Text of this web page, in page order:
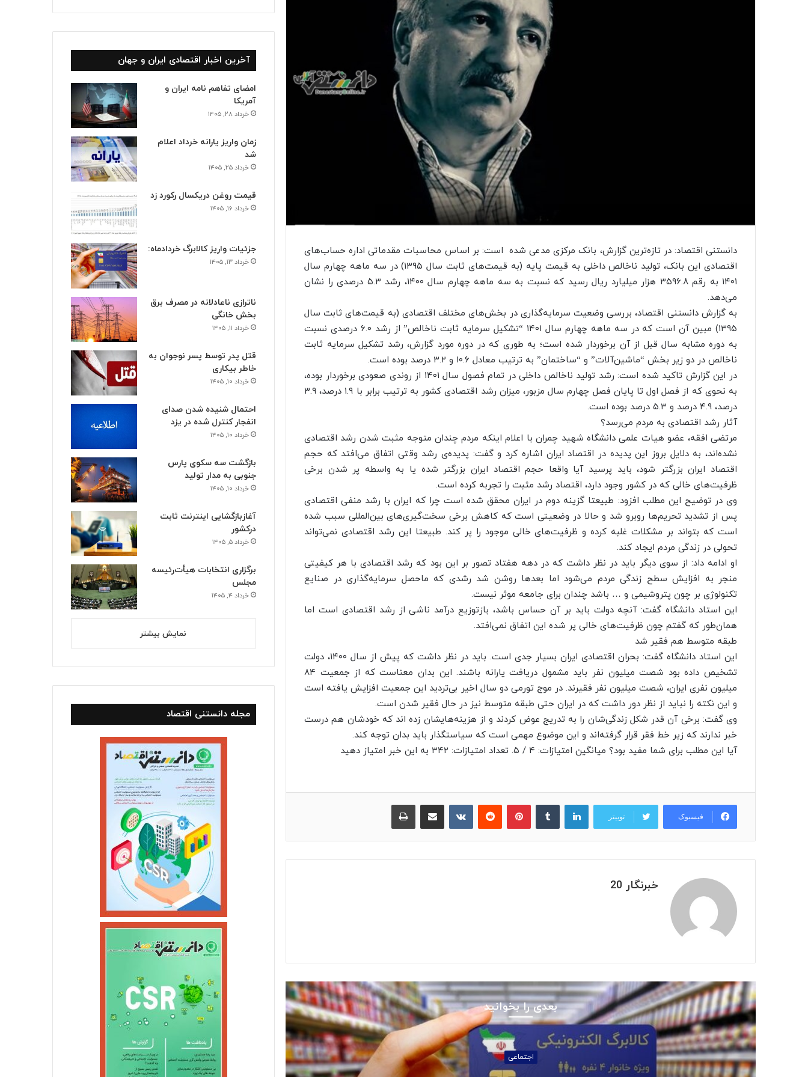
دانستنی اقتصاد: در تازه‌ترین گزارش، بانک مرکزی مدعی شده است: بر اساس محاسبات مقدماتی اداره حساب‌های
اقتصادی این بانک، تولید ناخالص داخلی به قیمت پایه (به قیمت‌های ثابت سال ۱۳۹۵) در سه ماهه چهارم سال
۱۴۰۱ به رقم ۳۵۹۶.۸ هزار میلیارد ریال رسید که نسبت به سه ماهه چهارم سال ۱۴۰۰، رشد ۵.۳ درصدی را نشان
می‌دهد.
به گزارش دانستنی اقتصاد، بررسی وضعیت سرمایه‌گذاری در بخش‌های مختلف اقتصادی (به قیمت‌های ثابت سال
۱۳۹۵) مبین آن است که در سه ماهه چهارم سال ۱۴۰۱ “تشکیل سرمایه ثابت ناخالص” از رشد ۶.۰ درصدی نسبت
به دوره مشابه سال قبل از آن برخوردار شده است؛ به طوری که در دوره مورد گزارش، رشد تشکیل سرمایه ثابت
ناخالص در دو زیر بخش “ماشین‌آلات” و “ساختمان” به ترتیب معادل ۱۰.۶ و ۳.۲ درصد بوده است.
در این گزارش تاکید شده است: رشد تولید ناخالص داخلی در تمام فصول سال ۱۴۰۱ از روندی صعودی برخوردار بوده،
به نحوی که از فصل اول تا پایان فصل چهارم سال مزبور، میزان رشد اقتصادی کشور به ترتیب برابر با ۱.۹ درصد، ۳.۹
درصد، ۴.۹ درصد و ۵.۳ درصد بوده است.
آثار رشد اقتصادی به مردم می‌رسد؟
مرتضی افقه، عضو هیات علمی دانشگاه شهید چمران با اعلام اینکه مردم چندان متوجه مثبت شدن رشد اقتصادی
نشده‌اند، به دلایل بروز این پدیده در اقتصاد ایران اشاره کرد و گفت: پدیده‌ی رشد وقتی اتفاق می‌افتد که حجم
اقتصاد ایران بزرگتر شود، باید پرسید آیا واقعا حجم اقتصاد ایران بزرگتر شده یا به واسطه پر شدن برخی
ظرفیت‌های خالی که در کشور وجود دارد، اقتصاد رشد مثبت را تجربه کرده است.
وی در توضیح این مطلب افزود: طبیعتا گزینه دوم در ایران محقق شده است چرا که ایران با رشد منفی اقتصادی
پس از تشدید تحریم‌ها روبرو شد و حالا در وضعیتی است که کاهش برخی سخت‌گیری‌های بین‌المللی سبب شده
است که بتواند بر مشکلات غلبه کرده و ظرفیت‌های خالی موجود را پر کند. طبیعتا این رشد اقتصادی نمی‌تواند
تحولی در زندگی مردم ایجاد کند.
او ادامه داد: از سوی دیگر باید در نظر داشت که در دهه هفتاد تصور بر این بود که رشد اقتصادی با هر کیفیتی
منجر به افزایش سطح زندگی مردم می‌شود اما بعدها روشن شد رشدی که ماحصل سرمایه‌گذاری در صنایع
تکنولوژی بر چون پتروشیمی و … باشد چندان برای جامعه موثر نیست.
این استاد دانشگاه گفت: آنچه دولت باید بر آن حساس باشد، بازتوزیع درآمد ناشی از رشد اقتصادی است اما
همان‌طور که گفتم چون ظرفیت‌های خالی پر شده این اتفاق نمی‌افتد.
طبقه متوسط هم فقیر شد
این استاد دانشگاه گفت: بحران اقتصادی ایران بسیار جدی است. باید در نظر داشت که پیش از سال ۱۴۰۰، دولت
تشخیص داده بود شصت میلیون نفر باید مشمول دریافت یارانه باشند. این بدان معناست که از جمعیت ۸۴
میلیون نفری ایران، شصت میلیون نفر فقیرند. در موج تورمی دو سال اخیر بی‌تردید این جمعیت افزایش یافته است
و این نکته را نباید از نظر دور داشت که در ایران حتی طبقه متوسط نیز در حال فقیر شدن است.
وی گفت: برخی آن قدر شکل زندگی‌شان را به تدریج عوض کردند و از هزینه‌هایشان زده ‎اند که خودشان هم درست
خبر ندارند که زیر خط فقر قرار گرفته‌اند و این موضوع مهمی است که سیاستگذار باید بدان توجه کند.
آیا این مطلب برای شما مفید بود؟ میانگین امتیازات: ۴ / ۵. تعداد امتیازات: ۳۴۲ به این خبر امتیاز دهید
فیسبوک توییتر
لینکدین پینترست ‫رددیت
خبرنگار 20
بعدی را بخوانید
اجتماعی
آخرین اخبار اقتصادی ایران و جهان
امضای تفاهم نامه ایران و
آمریکا
خرداد ۲۸, ۱۴۰۵
زمان واریز یارانه خرداد اعلام
شد
خرداد ۲۵, ۱۴۰۵
قیمت روغن دریکسال رکورد زد
خرداد ۱۶, ۱۴۰۵
جزئیات واریز کالابرگ خردادماه:
خرداد ۱۳, ۱۴۰۵
ناترازی ناعادلانه در مصرف برق
بخش خانگی
خرداد ۱۱, ۱۴۰۵
قتل پدر توسط پسر نوجوان به
خاطر بیکاری
خرداد ۱۰, ۱۴۰۵
احتمال شنیده شدن صدای
انفجار کنترل شده در یزد
خرداد ۱۰, ۱۴۰۵
بازگشت سه سکوی پارس
جنوبی به مدار تولید
خرداد ۱۰, ۱۴۰۵
آغازبازگشایی اینترنت ثابت
درکشور
خرداد ۵, ۱۴۰۵
برگزاری انتخابات هیأت‌رئیسه
مجلس
خرداد ۴, ۱۴۰۵
نمایش بیشتر
مجله دانستنی اقتصاد